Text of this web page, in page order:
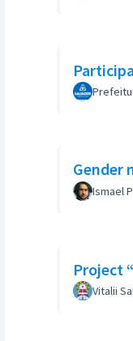
Gender
Ismael
Project
Vitalii